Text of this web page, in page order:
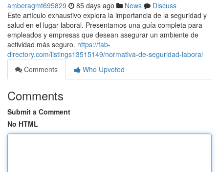
amberagmt695829 85 days ago News
Discuss
Este artículo exhaustivo explora la importancia de la seguridad y
salud en el lugar laboral. Presentamos una guía completa para
empleados y empresas que desean asegurar un ambiente de
actividad más seguro. https://fab-
directory.com/listings13515149/normativa-de-seguridad-laboral
Comments
Who Upvoted
Comments
Submit a Comment
No HTML